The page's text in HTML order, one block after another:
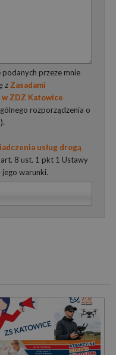
przeze mnie
z Zasadami
ZDZ Katowice
rozporządzenia o
usług drogą
8 ust. 1 pkt 1 Ustawy
warunki.